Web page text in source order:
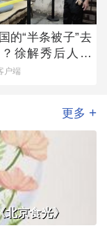
的“半条被子”去
徐解秀后人道
泪的真相
户端
更多 +
京食光》